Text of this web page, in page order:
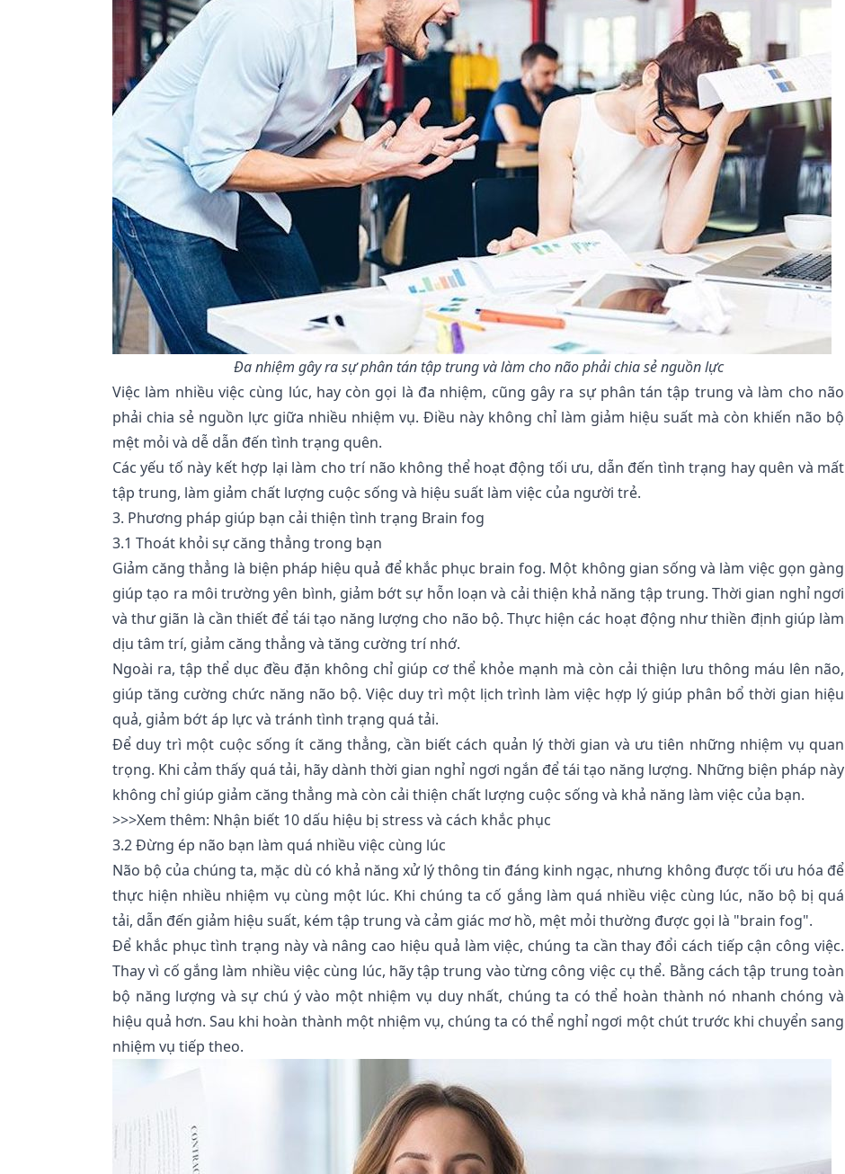
Đa nhiệm gây ra sự phân tán tập trung và làm cho não phải chia sẻ nguồn lực
Việc làm nhiều việc cùng lúc, hay còn gọi là đa nhiệm, cũng gây ra sự phân tán tập trung và làm cho não
phải chia sẻ nguồn lực giữa nhiều nhiệm vụ. Điều này không chỉ làm giảm hiệu suất mà còn khiến não bộ
mệt mỏi và dễ dẫn đến tình trạng quên.
Các yếu tố này kết hợp lại làm cho trí não không thể hoạt động tối ưu, dẫn đến tình trạng hay quên và mất
tập trung, làm giảm chất lượng cuộc sống và hiệu suất làm việc của người trẻ.
3. Phương pháp giúp bạn cải thiện tình trạng Brain fog
3.1 Thoát khỏi sự căng thẳng trong bạn
Giảm căng thẳng là biện pháp hiệu quả để khắc phục brain fog. Một không gian sống và làm việc gọn gàng
giúp tạo ra môi trường yên bình, giảm bớt sự hỗn loạn và cải thiện khả năng tập trung. Thời gian nghỉ ngơi
và thư giãn là cần thiết để tái tạo năng lượng cho não bộ. Thực hiện các hoạt động như thiền định giúp làm
dịu tâm trí, giảm căng thẳng và tăng cường trí nhớ.
Ngoài ra, tập thể dục đều đặn không chỉ giúp cơ thể khỏe mạnh mà còn cải thiện lưu thông máu lên não,
giúp tăng cường chức năng não bộ. Việc duy trì một lịch trình làm việc hợp lý giúp phân bổ thời gian hiệu
quả, giảm bớt áp lực và tránh tình trạng quá tải.
Để duy trì một cuộc sống ít căng thẳng, cần biết cách quản lý thời gian và ưu tiên những nhiệm vụ quan
trọng. Khi cảm thấy quá tải, hãy dành thời gian nghỉ ngơi ngắn để tái tạo năng lượng. Những biện pháp này
không chỉ giúp giảm căng thẳng mà còn cải thiện chất lượng cuộc sống và khả năng làm việc của bạn.
>>>Xem thêm: Nhận biết 10 dấu hiệu bị stress và cách khắc phục
3.2 Đừng ép não bạn làm quá nhiều việc cùng lúc
Não bộ của chúng ta, mặc dù có khả năng xử lý thông tin đáng kinh ngạc, nhưng không được tối ưu hóa để
thực hiện nhiều nhiệm vụ cùng một lúc. Khi chúng ta cố gắng làm quá nhiều việc cùng lúc, não bộ bị quá
tải, dẫn đến giảm hiệu suất, kém tập trung và cảm giác mơ hồ, mệt mỏi thường được gọi là "brain fog".
Để khắc phục tình trạng này và nâng cao hiệu quả làm việc, chúng ta cần thay đổi cách tiếp cận công việc.
Thay vì cố gắng làm nhiều việc cùng lúc, hãy tập trung vào từng công việc cụ thể. Bằng cách tập trung toàn
bộ năng lượng và sự chú ý vào một nhiệm vụ duy nhất, chúng ta có thể hoàn thành nó nhanh chóng và
hiệu quả hơn. Sau khi hoàn thành một nhiệm vụ, chúng ta có thể nghỉ ngơi một chút trước khi chuyển sang
nhiệm vụ tiếp theo.